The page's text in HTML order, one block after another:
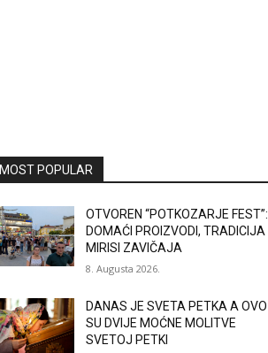
MOST POPULAR
OTVOREN “POTKOZARJE FEST”:
DOMAĆI PROIZVODI, TRADICIJA I
MIRISI ZAVIČAJA
8. Augusta 2026.
DANAS JE SVETA PETKA A OVO
SU DVIJE MOĆNE MOLITVE
SVETOJ PETKI